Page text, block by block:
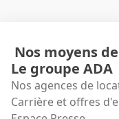
Nos moyens
Le groupe ADA
Nos agences de
Carrière et offres